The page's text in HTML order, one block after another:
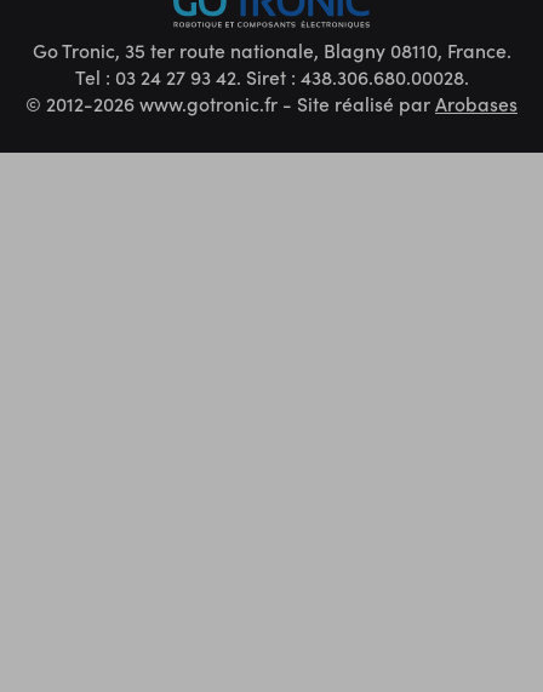
Go Tronic, 35 ter route nationale, Blagny 08110, France.
Tel : 03 24 27 93 42. Siret : 438.306.680.00028.
© 2012-2026 www.gotronic.fr - Site réalisé parArobases